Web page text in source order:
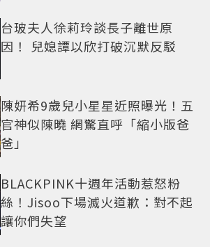
台玻夫人徐莉玲談長子離世原
因！ 兒媳譚以欣打破沉默反駁
陳妍希9歲兒小星星近照曝光！五
官神似陳曉 網驚直呼「縮小版爸
爸」
BLACKPINK十週年活動惹怒粉
絲！Jisoo下場滅火道歉：對不起
讓你們失望